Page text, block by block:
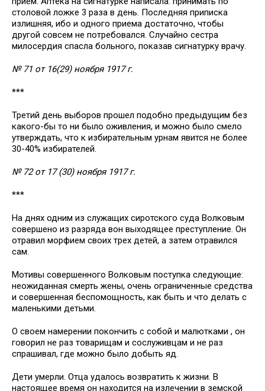
столовой ложке 3 раза в день. Последняя приписка
излишняя, ибо и одного приема достаточно, чтобы
другой совсем не потребовался. Случайно сестра
милосердия спасла больного, показав сигнатурку врачу.
№ 71 от 16(29) ноября 1917 г.
***
Третий день выборов прошел подобно предыдущим без
какого-бы то ни было оживления, и можно было смело
утверждать, что к избирательным урнам явится не более
30-40% избирателей.
№ 72 от 17 (30) ноября 1917 г.
***
На днях одним из служащих сиротского суда Волковым
совершено из разряда вон выходящее преступление. Он
отравил морфием своих трех детей, а затем отравился
сам.
Мотивы совершенного Волковым поступка следующие:
неожиданная смерть жены, очень ограниченные средства
и совершенная беспомощность, как быть и что делать с
маленькими детьми.
О своем намерении покончить с собой и малютками , он
говорил не раз товарищам и сослуживцам и не раз
спрашивал, где можно было добыть яд.
Дети умерли. Отца удалось возвратить к жизни. В
настоящее время он находится на излечении в земской